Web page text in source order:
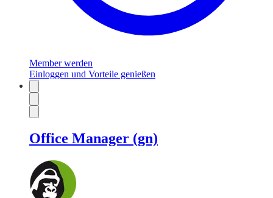
Member werden
Einloggen und Vorteile genießen
Office Manager (gn)